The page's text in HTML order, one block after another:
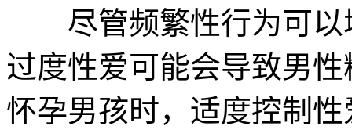
尽管频繁性行为可以
过度性爱可能会导致男
怀孕男孩时，适度控制